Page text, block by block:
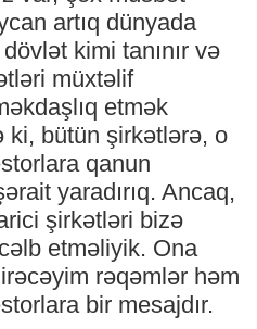
artıq dünyada
kimi tanınır və
müxtəlif
etmək
ki, bütün şirkətlərə, o
qanun
yaradırıq. Ancaq,
şirkətləri bizə
etməliyik. Ona
rəqəmlər həm
bir mesajdır.